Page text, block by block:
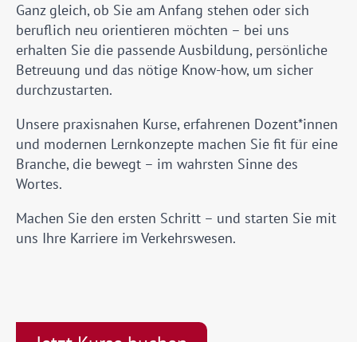
Ganz gleich, ob Sie am Anfang stehen oder sich
beruflich neu orientieren möchten – bei uns
erhalten Sie die passende Ausbildung, persönliche
Betreuung und das nötige Know-how, um sicher
durchzustarten.
Unsere praxisnahen Kurse, erfahrenen Dozent*innen
und modernen Lernkonzepte machen Sie fit für eine
Branche, die bewegt – im wahrsten Sinne des
Wortes.
Machen Sie den ersten Schritt – und starten Sie mit
uns Ihre Karriere im Verkehrswesen.